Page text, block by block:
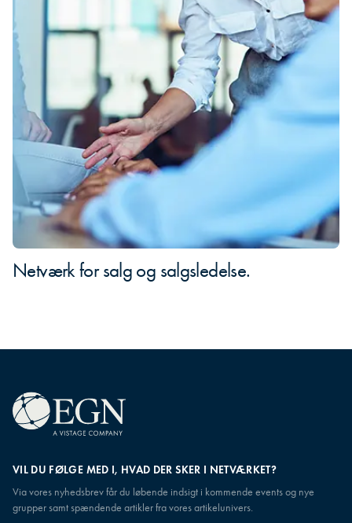
Netværk for salg og salgsledelse.
VIL DU FØLGE MED I, HVAD DER SKER I NETVÆRKET?
Via vores nyhedsbrev får du løbende indsigt i kommende events og nye
grupper samt spændende artikler fra vores artikelunivers.